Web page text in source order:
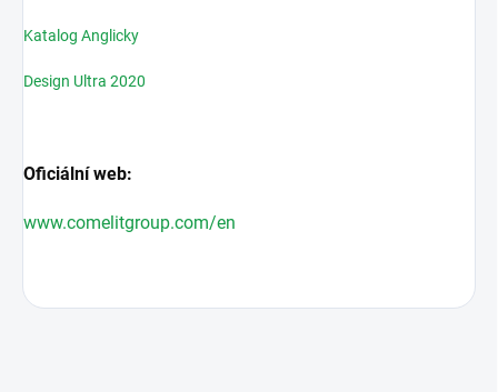
Katalog Anglicky
Design Ultra 2020
Oficiální web:
www.comelitgroup.com/en